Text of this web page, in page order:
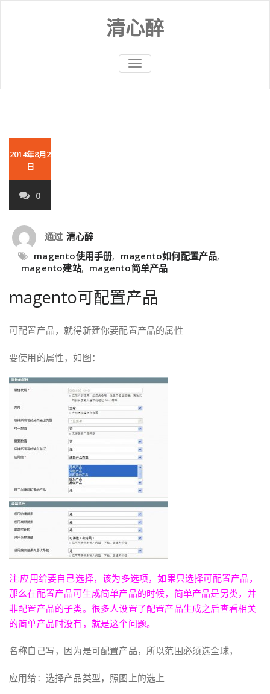
清心醉
切
换
2014年8月2
日
0
通过 清心醉
magento使用手册, magento如何配置产品,
magento建站, magento简单产品
magento可配置产品
可配置产品，就得新建你要配置产品的属性
要使用的属性，如图：
注:应用给要自己选择，该为多选项，如果只选择可配置产品，
那么在配置产品可生成简单产品的时候，简单产品是另类，并
非配置产品的子类。很多人设置了配置产品生成之后查看相关
的简单产品时没有，就是这个问题。
名称自己写，因为是可配置产品，所以范围必须选全球，
应用给：选择产品类型，照图上的选上